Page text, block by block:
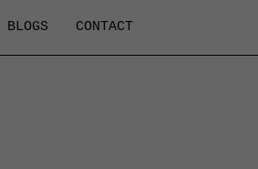
BLOGS CONTACT